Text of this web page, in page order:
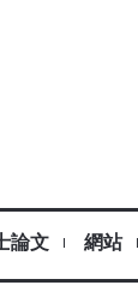
論文 網站